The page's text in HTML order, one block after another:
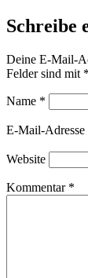
Schreibe
Deine E-Mail-
Felder sind mit *
Name *
E-Mail-Adresse
Website
Kommentar *